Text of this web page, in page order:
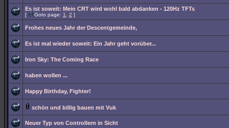
Es ist soweit: Mein CRT wird wohl bald abdanken - 120Hz TFTs
[ Goto page: 1 2 ]
Frohes neues Jahr der Descentgemeinde,
Es ist mal wieder soweit: Ein Jahr geht vorüber...
Iron Sky: The Coming Race
haben wollen ...
Happy Birthday, Fighter!
schön und billig bauen mit Vuk
Neuer Typ von Controllern in Sicht